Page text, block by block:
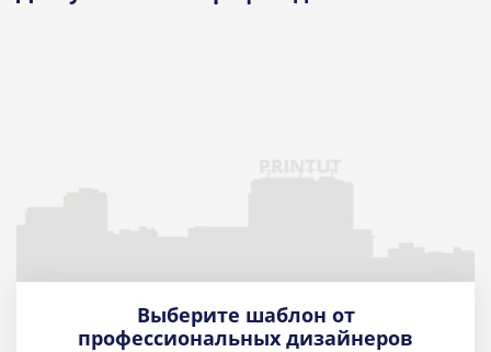
Выберите шаблон от
профессиональных дизайнеров